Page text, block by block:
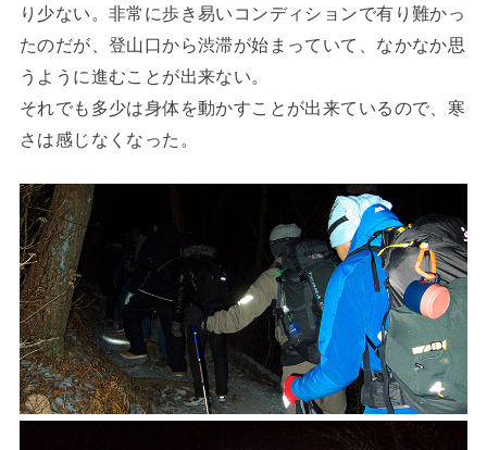
り少ない。非常に歩き易いコンディションで有り難かっ
たのだが、登山口から渋滞が始まっていて、なかなか思
うように進むことが出来ない。
それでも多少は身体を動かすことが出来ているので、寒
さは感じなくなった。